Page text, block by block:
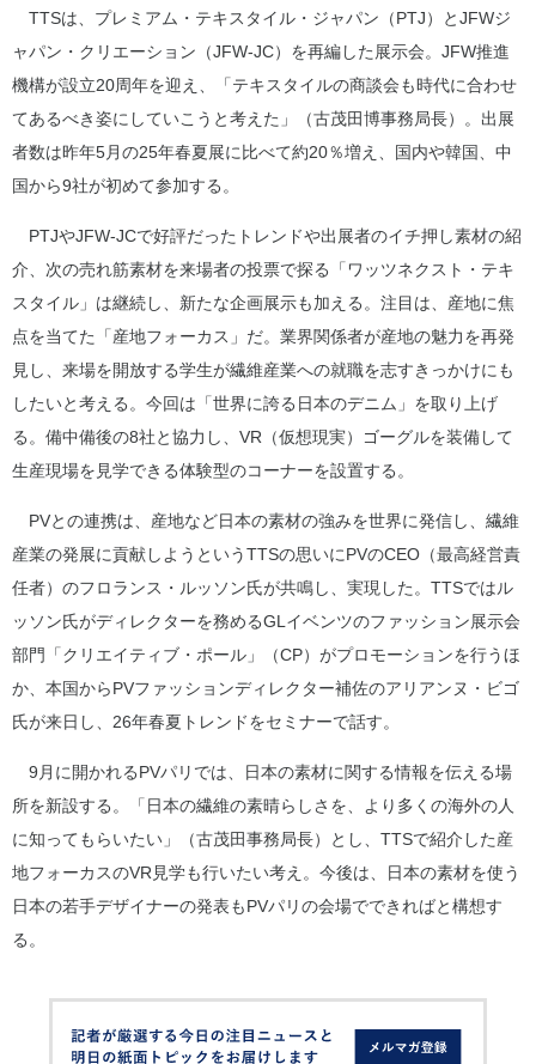
TTSは、プレミアム・テキスタイル・ジャパン（PTJ）とJFWジ
ャパン・クリエーション（JFW-JC）を再編した展示会。JFW推進
機構が設立20周年を迎え、「テキスタイルの商談会も時代に合わせ
てあるべき姿にしていこうと考えた」（古茂田博事務局長）。出展
者数は昨年5月の25年春夏展に比べて約20％増え、国内や韓国、中
国から9社が初めて参加する。
PTJやJFW‐JCで好評だったトレンドや出展者のイチ押し素材の紹
介、次の売れ筋素材を来場者の投票で探る「ワッツネクスト・テキ
スタイル」は継続し、新たな企画展示も加える。注目は、産地に焦
点を当てた「産地フォーカス」だ。業界関係者が産地の魅力を再発
見し、来場を開放する学生が繊維産業への就職を志すきっかけにも
したいと考える。今回は「世界に誇る日本のデニム」を取り上げ
る。備中備後の8社と協力し、VR（仮想現実）ゴーグルを装備して
生産現場を見学できる体験型のコーナーを設置する。
PVとの連携は、産地など日本の素材の強みを世界に発信し、繊維
産業の発展に貢献しようというTTSの思いにPVのCEO（最高経営責
任者）のフロランス・ルッソン氏が共鳴し、実現した。TTSではル
ッソン氏がディレクターを務めるGLイベンツのファッション展示会
部門「クリエイティブ・ポール」（CP）がプロモーションを行うほ
か、本国からPVファッションディレクター補佐のアリアンヌ・ビゴ
氏が来日し、26年春夏トレンドをセミナーで話す。
9月に開かれるPVパリでは、日本の素材に関する情報を伝える場
所を新設する。「日本の繊維の素晴らしさを、より多くの海外の人
に知ってもらいたい」（古茂田事務局長）とし、TTSで紹介した産
地フォーカスのVR見学も行いたい考え。今後は、日本の素材を使う
日本の若手デザイナーの発表もPVパリの会場でできればと構想す
る。